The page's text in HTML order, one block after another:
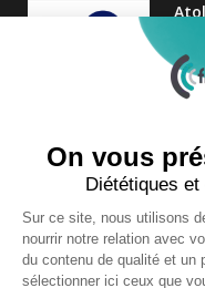
25
27